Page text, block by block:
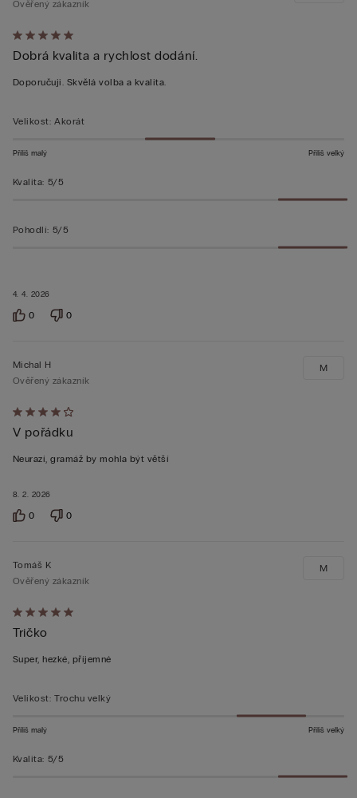
Hodnocení:
5
z 5
4. 4. 2026
Ověřený zákazník
Dobrá kvalita a rychlost dodání.
Doporučuji. Skvělá volba a kvalita.
Velikost: Akorát
Příliš malý Příliš velký
Kvalita: 5/5
Pohodlí: 5/5
0 0
Hodnocení:
4
z 5
8. 2. 2026
Michal H
Ověřený zákazník
V pořádku
Neurazí, gramáž by mohla být větší
M
0 0
Hodnocení:
5
z 5
Tomáš K
Ověřený zákazník
Tričko
Super, hezké, příjemné
M
Velikost: Trochu velký
Příliš malý Příliš velký
Kvalita: 5/5